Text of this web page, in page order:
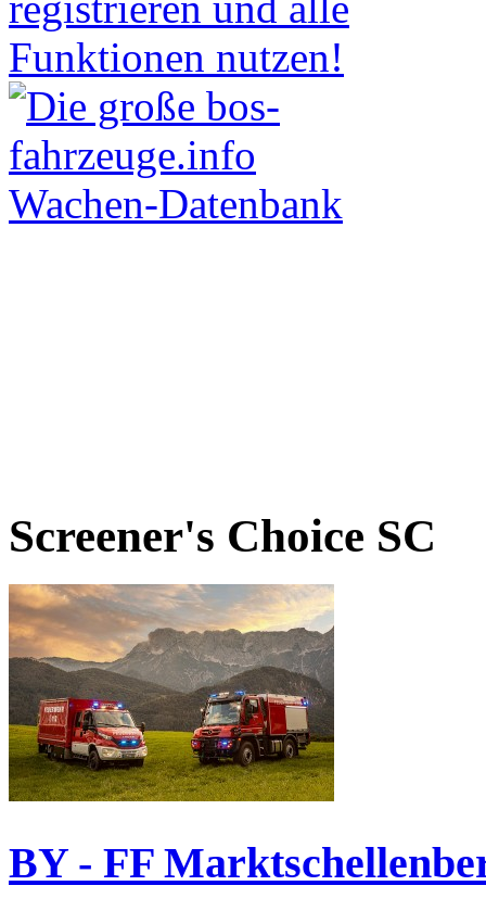
Screener's Choice SC
BY - FF